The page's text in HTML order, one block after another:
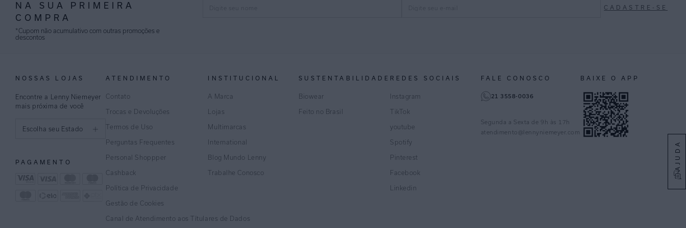
AJUDA
NA SUA PRIMEIRA
COMPRA
*Cupom não acumulativo com outras promoções e
descontos
CADASTRE-SE
NOSSAS LOJAS
Encontre a Lenny Niemeyer
mais próxima de você
Escolha seu Estado
PAGAMENTO
ATENDIMENTO
Contato
Trocas e Devoluções
Termos de Uso
Perguntas Frequentes
Personal Shoppper
Cashback
Política de Privacidade
Gestão de Cookies
Canal de Atendimento aos Títulares de Dados
INSTITUCIONAL
A Marca
Lojas
Multimarcas
International
Blog Mundo Lenny
Trabalhe Conosco
SUSTENTABILIDADE
Biowear
Feito no Brasil
REDES SOCIAIS
Instagram
TikTok
youtube
Spotify
Pinterest
Facebook
Linkedin
FALE CONOSCO
21 3558-0036
Segunda a Sexta de 9h às 17h
atendimento@lennyniemeyer.com
BAIXE O APP